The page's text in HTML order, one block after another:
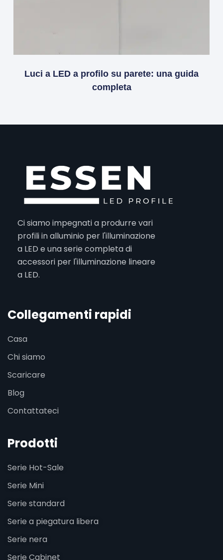
Luci a LED a profilo su parete: una guida
completa
Ci siamo impegnati a produrre vari
profili in alluminio per l'illuminazione
a LED e una serie completa di
accessori per l'illuminazione lineare
a LED.
Collegamenti rapidi
Casa
Chi siamo
Scaricare
Blog
Contattateci
Prodotti
Serie Hot-Sale
Serie Mini
Serie standard
Serie a piegatura libera
Serie nera
Serie Cabinet